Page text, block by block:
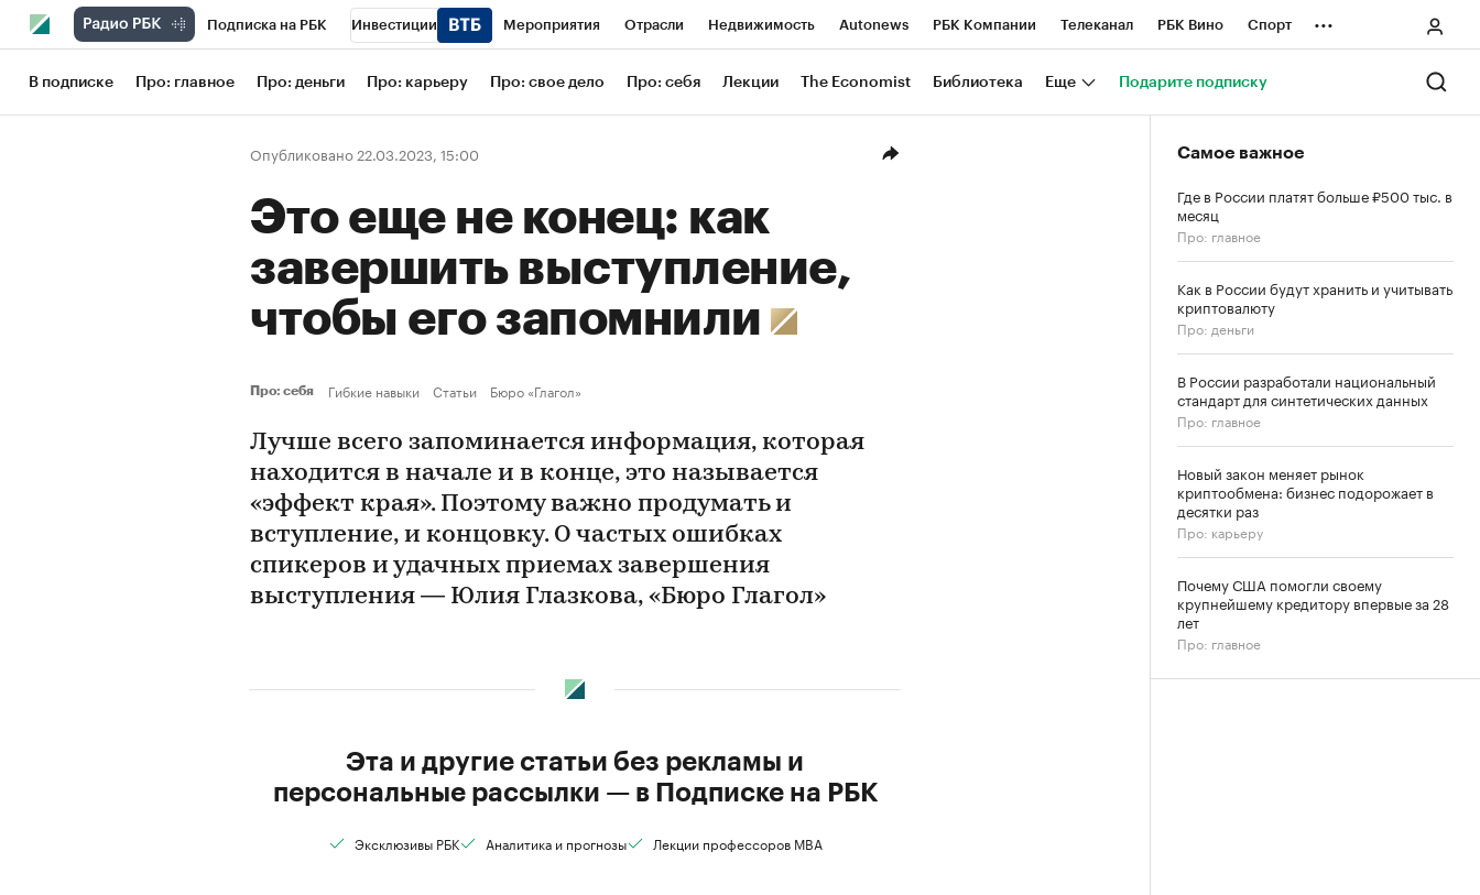
Подписка на РБК Инвестиции Мероприятия Отрасли Недвижимость Autonews РБК Компании Телеканал РБК Вино Спорт
Школа управления РБК РБК Образование РБК Life Тренды Визионеры Национальные проекты Город
Рынок наличной валюты
...
В подписке Про: главное Про: деньги Про: карьеру Про: свое дело Про: себя Лекции The Economist Библиотека Еще Подарите подписку
Опубликовано 22.03.2023, 15:00
Это еще не конец: как
завершить выступление,
чтобы его запомнили
Про: себя Гибкие навыки Статьи Бюро «Глагол»
Лучше всего запоминается информация, которая
находится в начале и в конце, это называется
«эффект края». Поэтому важно продумать и
вступление, и концовку. О частых ошибках
спикеров и удачных приемах завершения
выступления — Юлия Глазкова, «Бюро Глагол»
Эта и другие статьи без рекламы и
персональные рассылки — в Подписке на РБК
Эксклюзивы РБК Аналитика и прогнозы Лекции профессоров MBA
Самое важное
Где в России платят больше ₽500 тыс. в
месяц
Про: главное
Как в России будут хранить и учитывать
криптовалюту
Про: деньги
В России разработали национальный
стандарт для синтетических данных
Про: главное
Новый закон меняет рынок
криптообмена: бизнес подорожает в
десятки раз
Про: карьеру
Почему США помогли своему
крупнейшему кредитору впервые за 28
лет
Про: главное